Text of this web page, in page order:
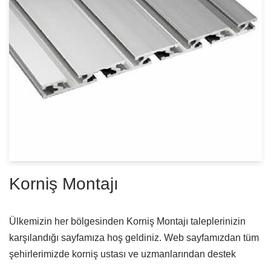
Korniş Montajı
Ülkemizin her bölgesinden Korniş Montajı taleplerinizin
karşılandığı sayfamıza hoş geldiniz. Web sayfamızdan tüm
şehirlerimizde korniş ustası ve uzmanlarından destek